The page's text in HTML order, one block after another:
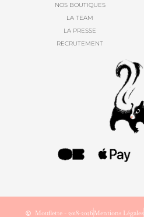
NOS BOUTIQUES
LA TEAM
LA PRESSE
RECRUTEMENT
Mouflette - 2018-2026 Mentions Légales